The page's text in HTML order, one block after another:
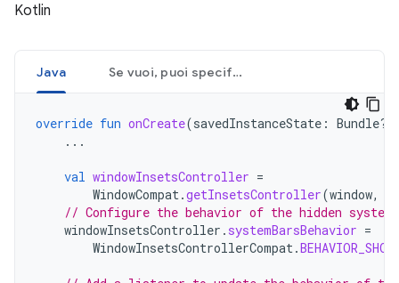
Kotlin
Java Se vuoi, puoi specificare il tipo di barre di sistema da nascondere e determinarne il comportamento quando un utente interagisce con esse.
override fun onCreate(savedInstanceState : Bundle?)
...
val windowInsetsController =
WindowCompat.getInsetsController(window,
// Configure the behavior of the hidden system
windowInsetsController . systemBarsBehavior =
WindowInsetsControllerCompat.